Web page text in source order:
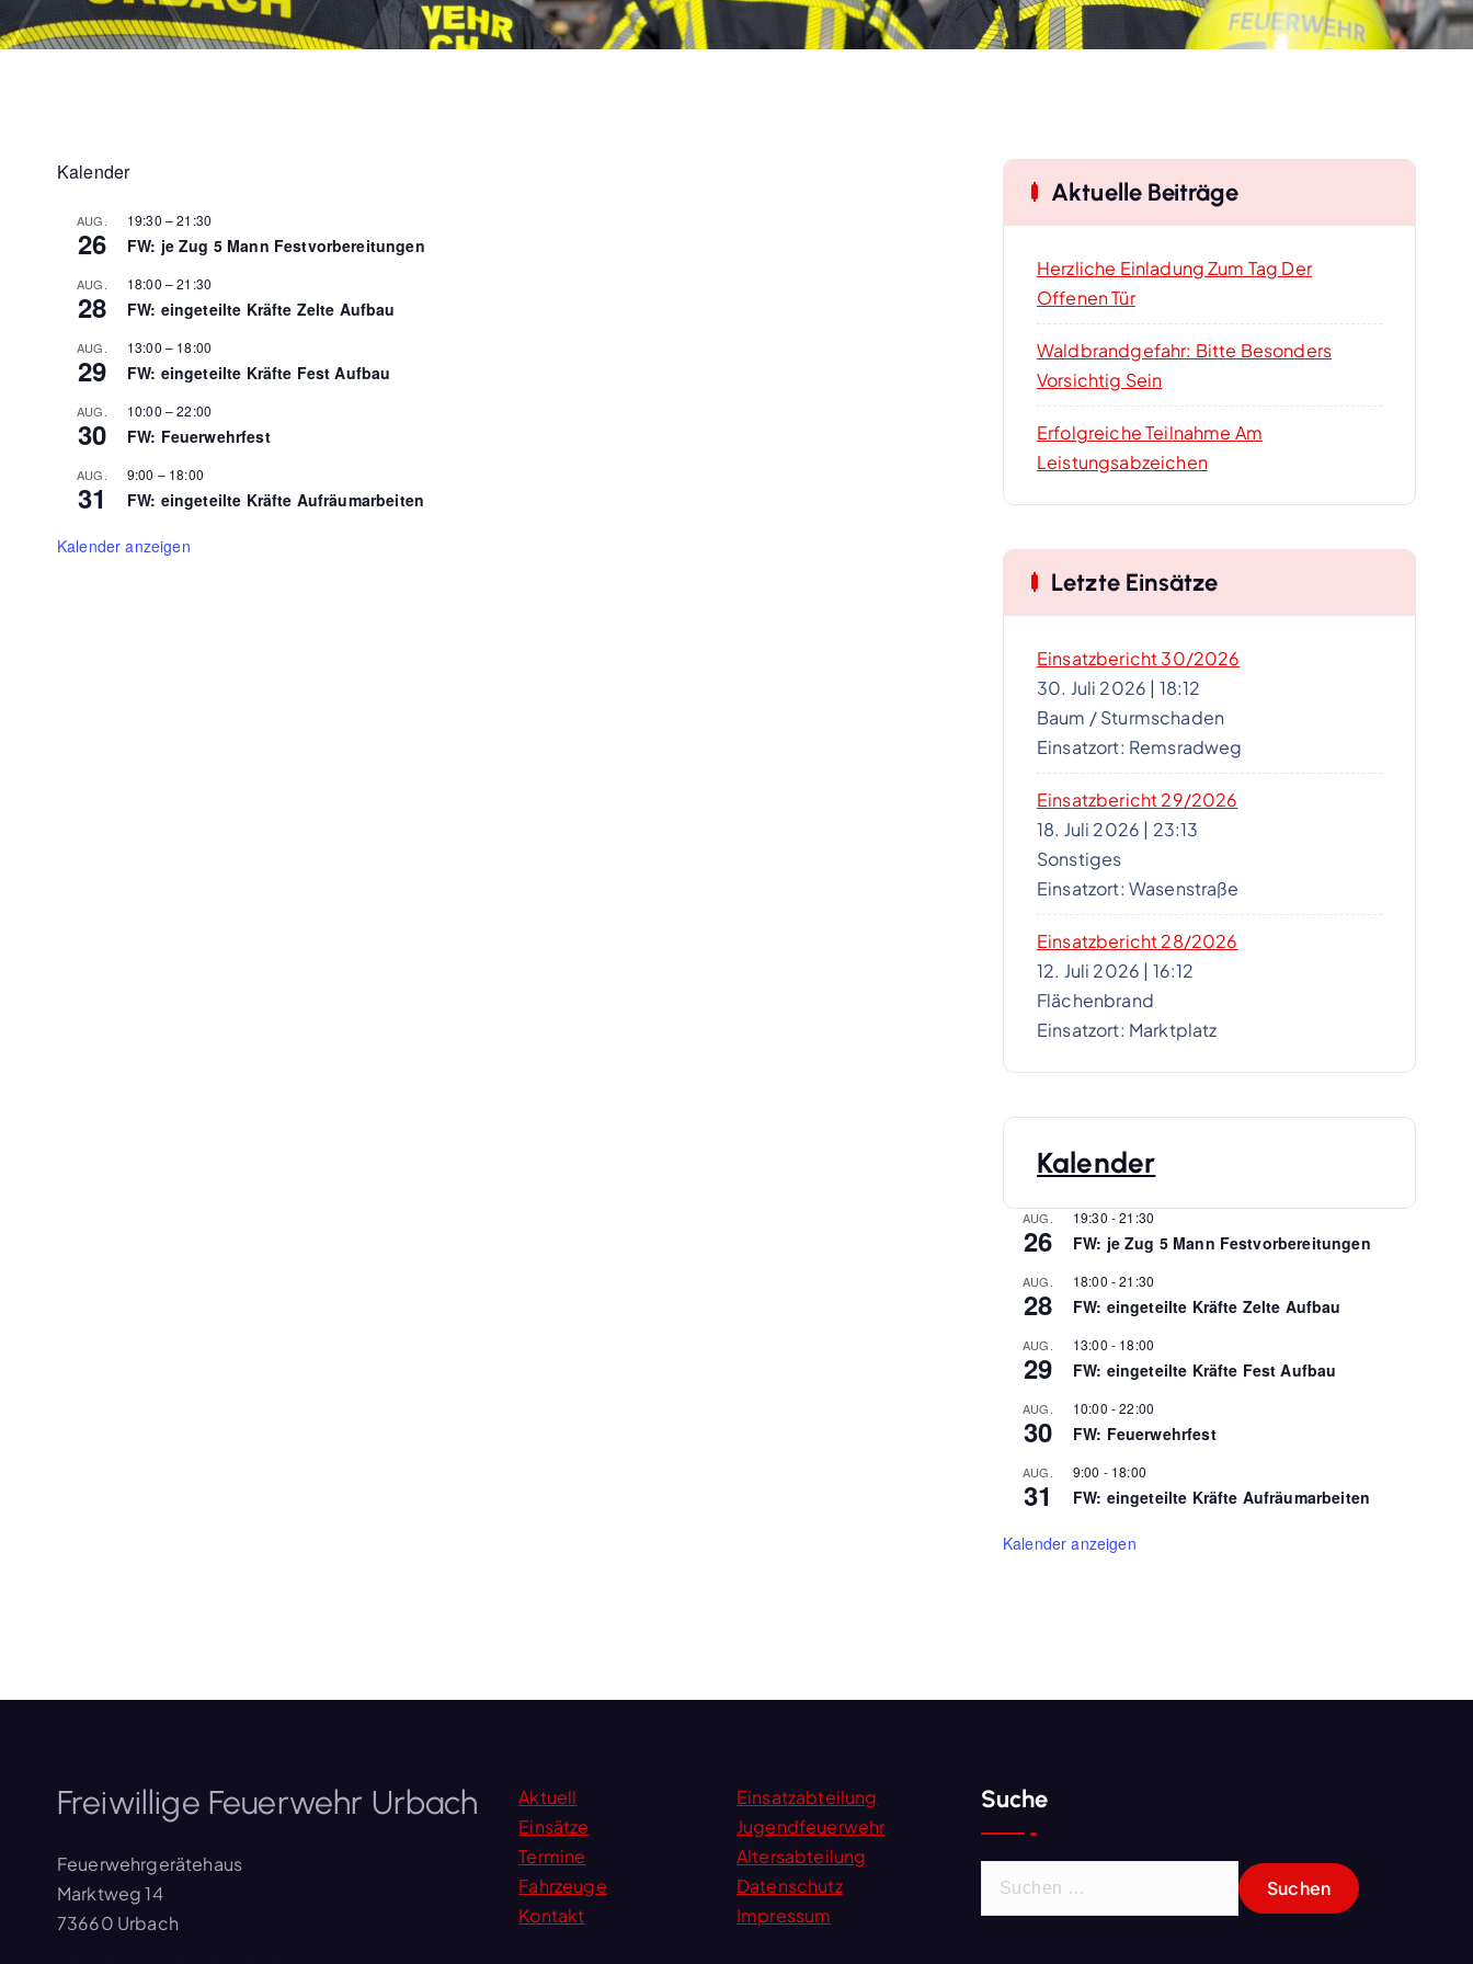
Kalender
AUG.
26
19:30 –21:30
FW: je Zug 5 Mann Festvorbereitungen
AUG.
28
18:00 –21:30
FW: eingeteilte Kräfte Zelte Aufbau
AUG.
29
13:00 – 18:00
FW: eingeteilte Kräfte Fest Aufbau
AUG.
30
10:00 –22:00
FW: Feuerwehrfest
AUG.
31
9:00 – 18:00
FW: eingeteilte Kräfte Aufräumarbeiten
Kalender anzeigen
Aktuelle Beiträge
Herzliche Einladung Zum Tag Der
Offenen Tür
Waldbrandgefahr: Bitte Besonders
Vorsichtig Sein
Erfolgreiche Teilnahme Am
Leistungsabzeichen
Letzte Einsätze
Einsatzbericht 30/2026
30. Juli 2026 | 18:12
Baum / Sturmschaden
Einsatzort: Remsradweg
Einsatzbericht 29/2026
18. Juli 2026 | 23:13
Sonstiges
Einsatzort: Wasenstraße
Einsatzbericht 28/2026
12. Juli 2026 | 16:12
Flächenbrand
Einsatzort: Marktplatz
Kalender
AUG.
26
19:30 -21:30
FW: je Zug 5 Mann Festvorbereitungen
AUG.
28
18:00 -21:30
FW: eingeteilte Kräfte Zelte Aufbau
AUG.
29
13:00 - 18:00
FW: eingeteilte Kräfte Fest Aufbau
AUG.
30
10:00 -22:00
FW: Feuerwehrfest
AUG.
31
9:00 - 18:00
FW: eingeteilte Kräfte Aufräumarbeiten
Kalender anzeigen
Freiwillige Feuerwehr Urbach
Feuerwehrgerätehaus
Marktweg 14
73660 Urbach
Aktuell
Einsatzabteilung
Einsätze
Jugendfeuerwehr
Termine
Altersabteilung
Fahrzeuge
Datenschutz
Kontakt
Impressum
Suche